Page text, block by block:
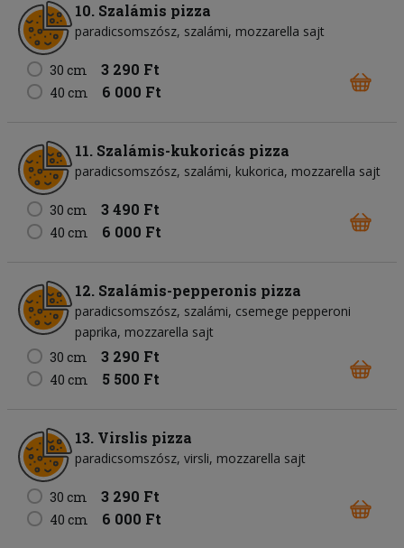
10. Szalámis pizza
paradicsomszósz szalámi mozzarella sajt
30 cm 3 290 Ft
40 cm 6 000 Ft
11. Szalámis-kukoricás pizza
paradicsomszósz szalámi kukorica mozzarella sajt
30 cm 3 490 Ft
40 cm 6 000 Ft
12. Szalámis-pepperonis pizza
paradicsomszósz szalámi csemege pepperoni
paprika mozzarella sajt
30 cm
3 290 Ft
40 cm 5 500 Ft
13. Virslis pizza
paradicsomszósz virsli mozzarella sajt
30 cm 3 290 Ft
40 cm 6 000 Ft